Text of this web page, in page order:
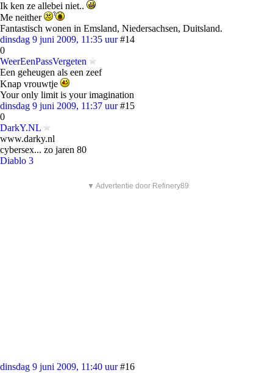
Ik ken ze allebei niet..
Me neither
Fantastisch wonen in Emsland, Niedersachsen, Duitsland.
dinsdag 9 juni 2009, 11:35 uur #14
0
WeerEenPassVergeten
Een geheugen als een zeef
Knap vrouwtje
Your only limit is your imagination
dinsdag 9 juni 2009, 11:37 uur #15
0
DarkY.NL
www.darky.nl
cybersex... zo jaren 80
Diablo 3
▼ Advertentie door Refinery89
dinsdag 9 juni 2009, 11:40 uur #16